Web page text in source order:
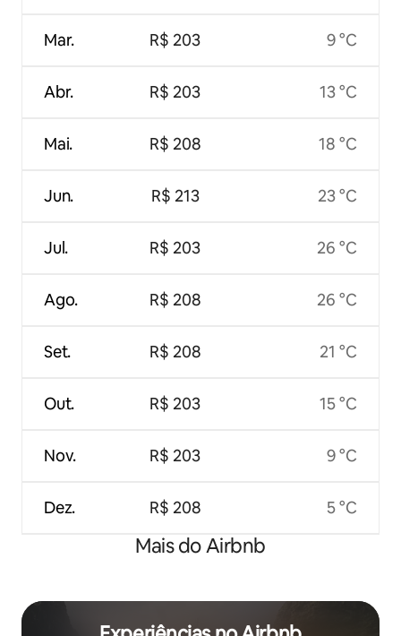
Mar.
Abr.
Mai.
Jun.
Jul.
Ago.
Set.
Out.
Nov.
Dez.
R$ 203
R$ 203
R$ 208
R$ 213
R$ 203
R$ 208
R$ 208
R$ 203
R$ 203
R$ 208
9 °C
13 °C
18 °C
23 °C
26 °C
26 °C
21 °C
15 °C
9 °C
5 °C
Mais do Airbnb